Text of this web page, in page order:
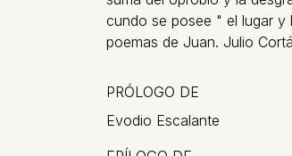
cundo se posee " el lugar
poemas de Juan. Julio
PRÓLOGO DE
Evodio Escalante